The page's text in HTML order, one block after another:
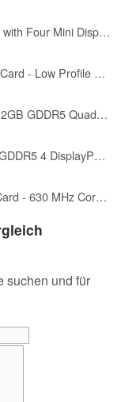
Epic IT Service FirePro W4100 with Four Mini Displayports, Both Half and Full Brackets, and 4 x mDP to DP Adapters, 4K Resolution (Legacy Model, for Windows 10 or Earlier OS, not for Windows 11)
AMD FirePro W4100 Graphics Card - Low Profile Graphic Cards 100-505979
Sapphire AMD FirePro W4100 2GB GDDR5 Quad Mini DP PCI-Express Graphics Card 100-505817
ATI AMD FirePro W7100 8GB GDDR5 4 DisplayPorts PCI-Express Workstation GPU (Renewed)
AMD FirePro W4100 Graphic Card - 630 MHz Core - 2 GB GDDR5 SDRAM - PCI Express 3.0 - Half-Length/Low-Profile - 4096 x 2160 - Fan Cooler - OpenGL 4.4, OpenCL 1.2, DirectX 12-100-505817
suchen und für